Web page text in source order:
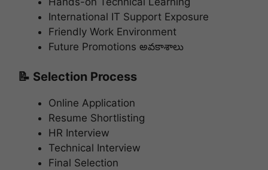
International IT Support Exposure
Friendly Work Environment
Future Promotions అవకాశాలు
📝 Selection Process
Online Application
Resume Shortlisting
HR Interview
Technical Interview
Final Selection